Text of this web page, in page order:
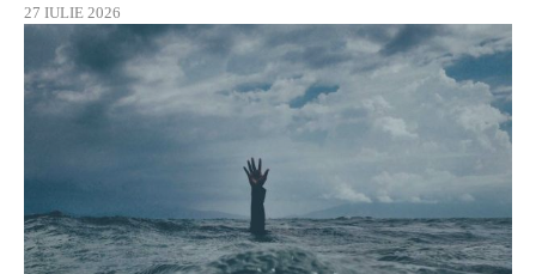
27 IULIE 2026